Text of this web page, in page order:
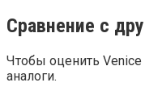
Сравнение с
Чтобы оценить Venice
аналоги.